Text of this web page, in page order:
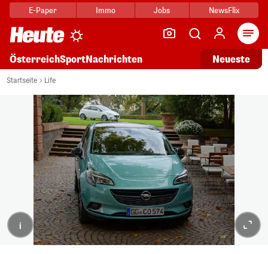
E-Paper Immo Jobs NewsFlix
ÖsterreichSportNachrichten Neueste
Startseite Life
i